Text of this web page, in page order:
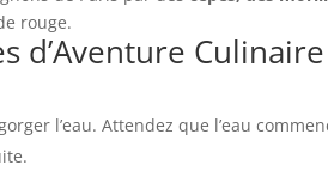
rouge.
d’Aventure
l’eau. Attendez que l’eau